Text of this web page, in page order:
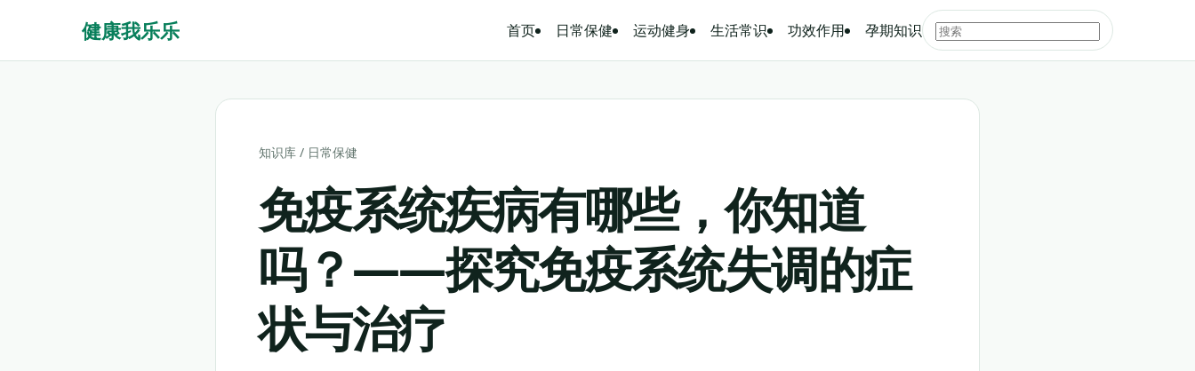
健康我乐乐 首页 日常保健 运动健身 生活常识 功效作用 孕期知识
知识库 / 日常保健
免疫系统疾病有哪些，你知道
吗？——探究免疫系统失调的症
状与治疗